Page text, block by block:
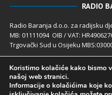
RADIO
Radio Baranja d.o.o. za radijsku
MB: 01111094 OIB / VAT:
Trgovački Sud u Osijeku
Temeljni kapital 2.600,00 €
Poslovni račun PBZ: 2340009-
IBAN: HR4123400091100121402
Koristimo kolačiće kako bismo
našoj web stranici.
Informacije o kolačićima koje